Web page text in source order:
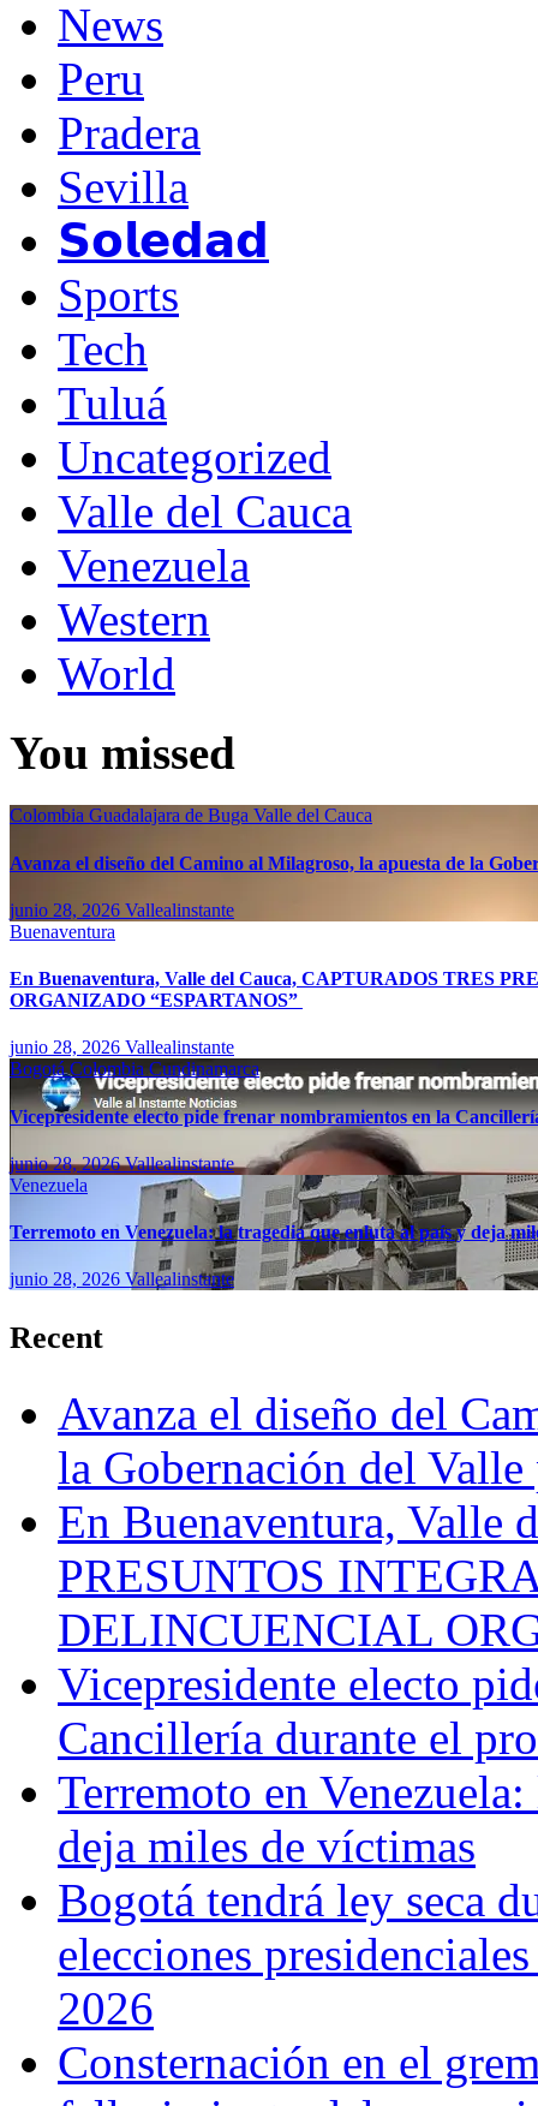
News
Peru
Pradera
Sevilla
𝗦𝗼𝗹𝗲𝗱𝗮𝗱
Sports
Tech
Tuluá
Uncategorized
Valle del Cauca
Venezuela
Western
World
You missed
Colombia Guadalajara de Buga Valle del Cauca
Avanza el diseño del Camino al Milagroso, la apuesta de la
junio 28, 2026 Vallealinstante
Buenaventura
En Buenaventura, Valle del Cauca, CAPTURADOS TRES
ORGANIZADO “ESPARTANOS”
junio 28, 2026 Vallealinstante
BogotáColombia Cundinamarca
Vicepresidente electo pide frenar nombramientos en la
junio 28, 2026Vallealinstante
Venezuela
Terremoto en Venezuela: la tragedia que enluta al país y deja
junio 28, 2026 Vallealinstante
Recent
Avanza el diseño del
la Gobernación del
En Buenaventura, Valle
PRESUNTOS
DELINCUENCIAL
Vicepresidente electo
Cancillería durante el
Terremoto en
deja miles de víctimas
Bogotá tendrá ley seca
elecciones
2026
Consternación en el